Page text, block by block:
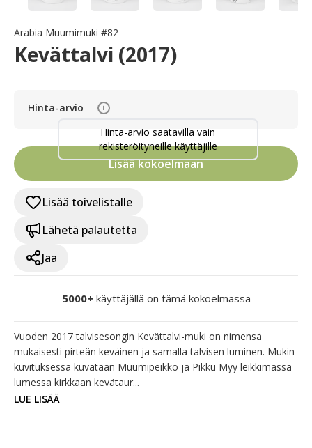
Arabia Muumimuki #82
Kevättalvi (2017)
Hinta-arvio i
Hinta-arvio saatavilla vain
rekisteröityneille käyttäjille
Lisää kokoelmaan
Lisää toivelistalle
Lähetä palautetta
Jaa
5000+ käyttäjällä on tämä kokoelmassa
Vuoden 2017 talvisesongin Kevättalvi-muki on nimensä
mukaisesti pirteän keväinen ja samalla talvisen luminen. Mukin
kuvituksessa kuvataan Muumipeikko ja Pikku Myy leikkimässä
lumessa kirkkaan kevätaur...
LUE LISÄÄ